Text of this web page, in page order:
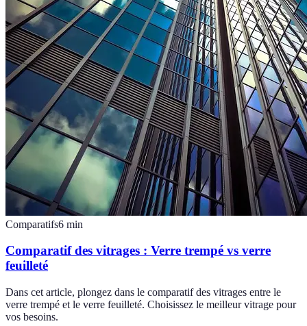
Comparatifs6 min
Comparatif des vitrages : Verre trempé vs verre
feuilleté
Dans cet article, plongez dans le comparatif des vitrages entre le
verre trempé et le verre feuilleté. Choisissez le meilleur vitrage pour
vos besoins.